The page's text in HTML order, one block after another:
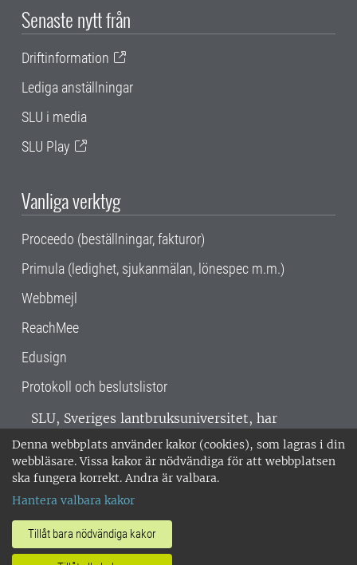
Denna webbplats använder kakor (cookies), som lagras i din
webbläsare. Vissa kakor är nödvändiga för att webbplatsen
ska fungera korrekt. Andra är valbara.
Hantera valbara kakor
Tillåt bara nödvändiga kakor
Senaste nytt från
Driftinformation
Lediga anställningar
SLU i media
SLU Play
Vanliga verktyg
Proceedo (beställningar, fakturor)
Primula (ledighet, sjukanmälan, lönespec m.m.)
Webbmejl
ReachMee
Edusign
Protokoll och beslutslistor
SLU, Sveriges lantbruksuniversitet, har
verksamhet över hela Sverige. Huvudorter är
Alnarp, Uppsala och Umeå.SLU är
miljöcertifierat enligt ISO 14001. •
018-67 10 00 • Org nr: 202100-2817 •
Om SLU:s webbplatser
•Hantera kakor•Behandling av